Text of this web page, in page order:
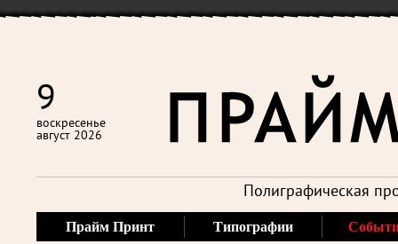
9
воскресенье
август 2026
Полиграфическая
Прайм Принт Типографии